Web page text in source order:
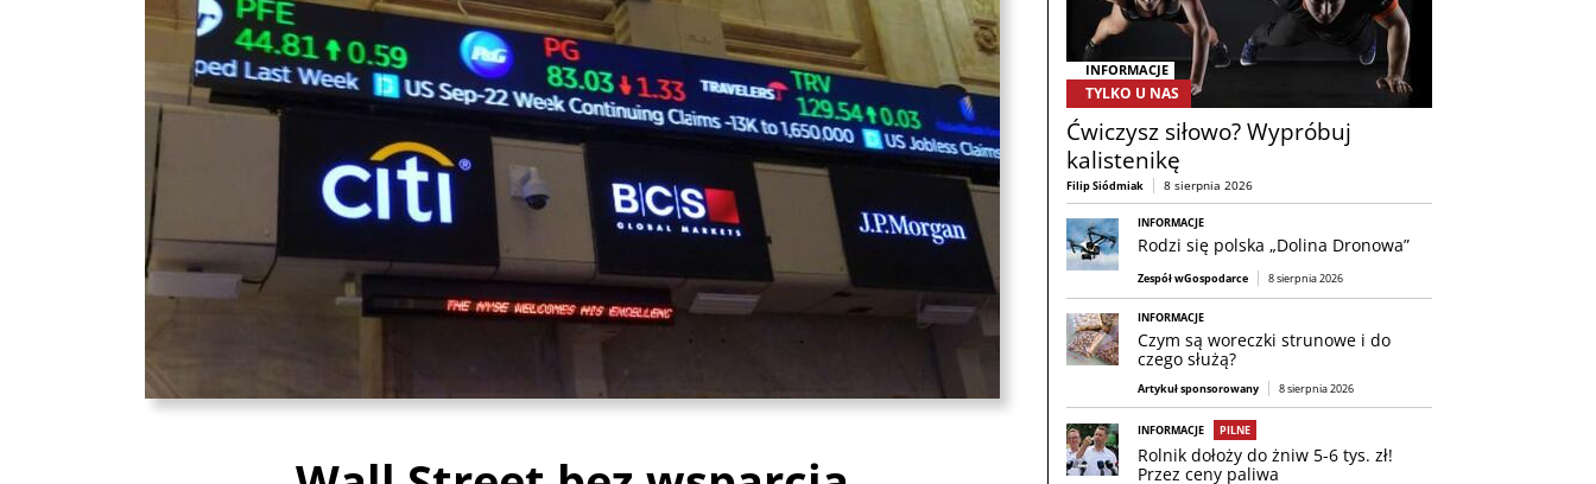
INFORMACJE
TYLKO U NAS
Ćwiczysz siłowo? Wypróbuj
kalistenikę
Filip Siódmiak 8 sierpnia 2026
INFORMACJE
Rodzi się polska „Dolina Dronowa”
Zespół wGospodarce 8 sierpnia 2026
INFORMACJE
Czym są woreczki strunowe i do
czego służą?
Artykuł sponsorowany 8 sierpnia 2026
INFORMACJE PILNE
Rolnik dołoży do żniw 5-6 tys. zł!
Przez ceny paliwa